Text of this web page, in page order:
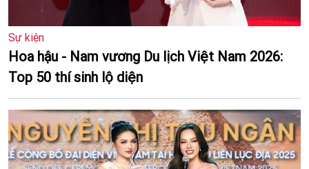
Sự kiện
Hoa hậu - Nam vương Du lịch Việt Nam 2026:
Top 50 thí sinh lộ diện